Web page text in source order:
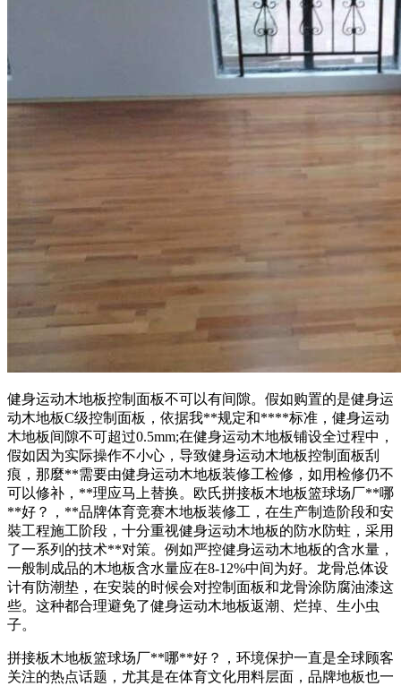
健身运动木地板控制面板不可以有间隙。假如购置的是健身运
动木地板C级控制面板，依据我**规定和****标准，健身运动
木地板间隙不可超过0.5mm;在健身运动木地板铺设全过程中，
假如因为实际操作不小心，导致健身运动木地板控制面板刮
痕，那麼**需要由健身运动木地板装修工检修，如用检修仍不
可以修补，**理应马上替换。欧氏拼接板木地板篮球场厂**哪
**好？，**品牌体育竞赛木地板装修工，在生产制造阶段和安
裝工程施工阶段，十分重视健身运动木地板的防水防蛀，采用
了一系列的技术**对策。例如严控健身运动木地板的含水量，
一般制成品的木地板含水量应在8-12%中间为好。龙骨总体设
计有防潮垫，在安裝的时候会对控制面板和龙骨涂防腐油漆这
些。这种都合理避免了健身运动木地板返潮、烂掉、生小虫
子。
拼接板木地板篮球场厂**哪**好？，环境保护一直是全球顾客
关注的热点话题，尤其是在体育文化用料层面，品牌地板也一